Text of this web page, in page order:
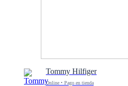
Tommy Hilfiger
Online • Pago en tienda